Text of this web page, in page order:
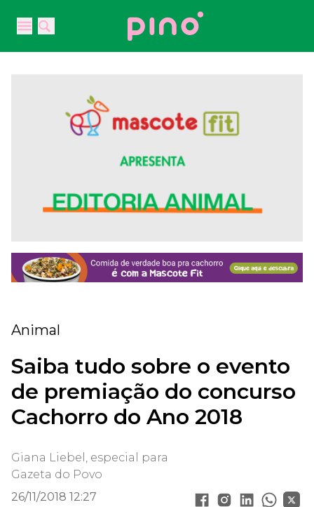
Open main menu
Open main menu
Your Company
Animal
Saiba tudo sobre o evento
de premiação do concurso
Cachorro do Ano 2018
Giana Liebel, especial para
Gazeta do Povo
26/11/2018 12:27